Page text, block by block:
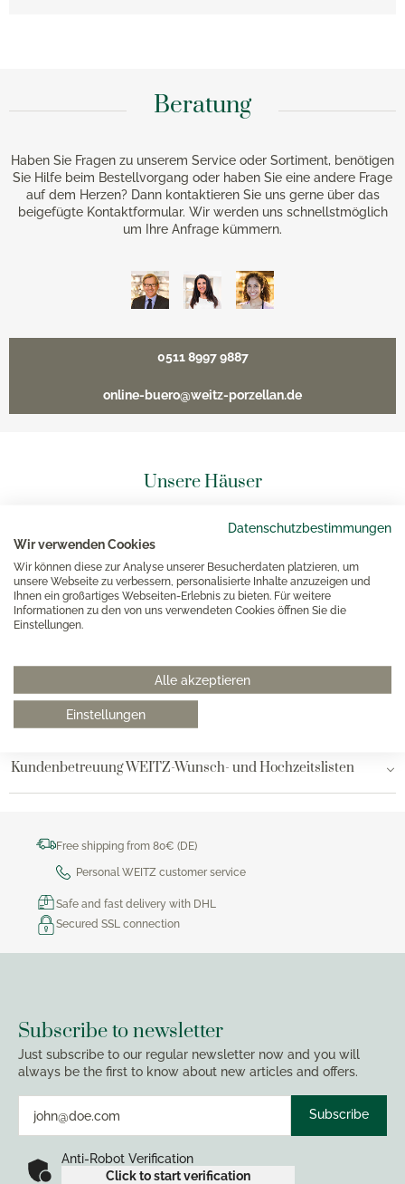
Datenschutzbestimmungen
Wir verwenden Cookies
Wir können diese zur Analyse unserer Besucherdaten platzieren, um
unsere Webseite zu verbessern, personalisierte Inhalte anzuzeigen und
Ihnen ein großartiges Webseiten-Erlebnis zu bieten. Für weitere
Informationen zu den von uns verwendeten Cookies öffnen Sie die
Einstellungen.
Alle akzeptieren
Einstellungen
Beratung
Haben Sie Fragen zu unserem Service oder Sortiment, benötigen
Sie Hilfe beim Bestellvorgang oder haben Sie eine andere Frage
auf dem Herzen? Dann kontaktieren Sie uns gerne über das
beigefügte Kontaktformular. Wir werden uns schnellstmöglich
um Ihre Anfrage kümmern.
0511 8997 9887
online-buero@weitz-porzellan.de
Unsere Häuser
Hannover
Hamburg am Neuen Wall
Hamburg AEZ
Kundenbetreuung WEITZ-Onlineshop
Kundenbetreuung WEITZ-Wunsch- und Hochzeitslisten
Free shipping from 80€ (DE)
Personal WEITZ customer service
Safe and fast delivery with DHL
Secured SSL connection
Subscribe to newsletter
Just subscribe to our regular newsletter now and you will
always be the first to know about new articles and offers.
Subscribe
Anti-Robot Verification
Click to start verification